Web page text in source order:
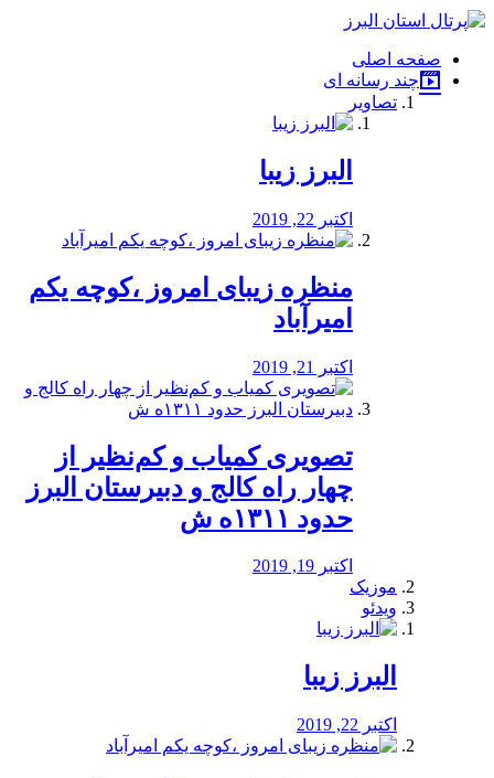
فصد
شرق
تهران
خشکشویی
صفحه اصلی
چند رسانه ای
تصاویر
البرز زیبا
اکتبر 22, 2019
منظره‌‌ زیبای امروز ،کوچه یکم
امیرآباد
اکتبر 21, 2019
️تصویری کمیاب و کم‌نظیر از
چهار راه كالج و دبيرستان البرز
حدود ۱۳۱۱ه ش
اکتبر 19, 2019
موزیک
ویدئو
البرز زیبا
اکتبر 22, 2019